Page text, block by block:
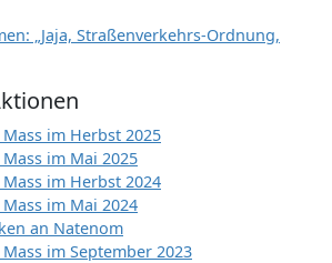
„Jaja, Straßenverkehrs-Ordnung,
im Herbst 2025
im Mai 2025
im Herbst 2024
im Mai 2024
an Natenom
im September 2023